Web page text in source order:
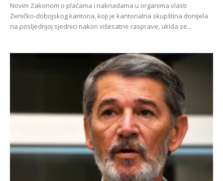
Novim Zakonom o plaćama i naknadama u organima vlasti
Zeničko-dobojskog kantona, koji je kantonalna skupština donijela
na posljednjoj sjednici nakon višesatne rasprave, ukida se...